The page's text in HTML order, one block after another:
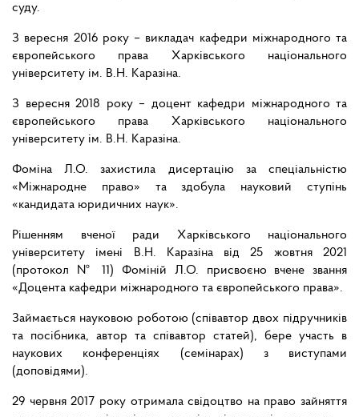
суду.
З вересня 2016 року – викладач кафедри міжнародного та
європейського права Харківського національного
університету ім. В.Н. Каразіна.
З вересня 2018 року – доцент кафедри міжнародного та
європейського права Харківського національного
університету ім. В.Н. Каразіна.
Фоміна Л.О. захистила дисертацію за спеціальністю
«Міжнародне право» та здобула науковий ступінь
«кандидата юридичних наук».
Рішенням вченої ради Харківського національного
університету імені В.Н. Каразіна від 25 жовтня 2021
(протокол № 11) Фоміній Л.О. присвоєно вчене звання
«Доцента кафедри міжнародного та європейського права».
Займається науковою роботою (співавтор двох підручників
та посібника, автор та співавтор статей), бере участь в
наукових конференціях (семінарах) з виступами
(доповідями).
29 червня 2017 року отримала свідоцтво на право зайняття